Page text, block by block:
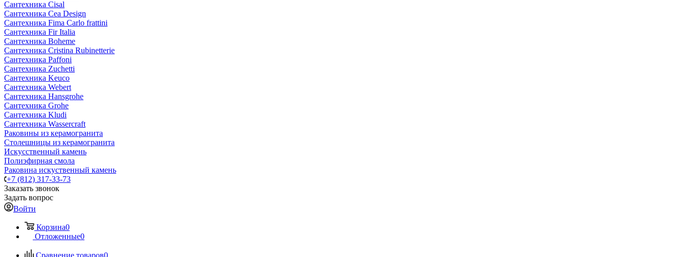
Сантехника Cisal
Сантехника Cea Design
Сантехника Fima Carlo frattini
Сантехника Fir Italia
Сантехника Boheme
Сантехника Cristina Rubinetterie
Сантехника Paffoni
Сантехника Zuchetti
Сантехника Keuco
Сантехника Webert
Сантехника Hansgrohe
Сантехника Grohe
Сантехника Kludi
Сантехника Wassercraft
Раковины из керамогранита
Столешницы из керамогранита
Искусственный камень
Полиэфирная смола
Раковина искуственный камень
+7 (812) 317-33-73
Заказать звонок
Задать вопрос
Войти
Корзина0
Отложенные0
Сравнение товаров0